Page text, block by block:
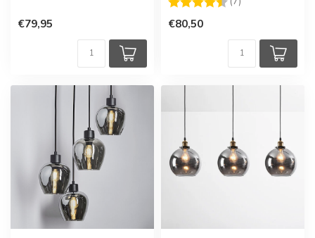
€79,95 €80,50